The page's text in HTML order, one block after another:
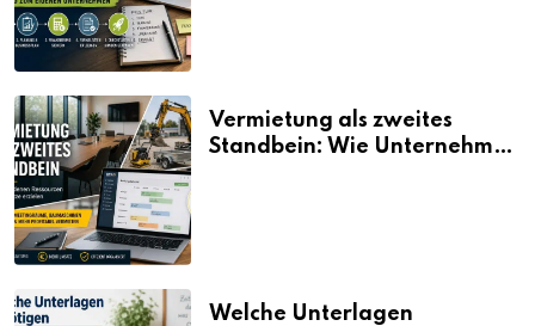
Vermietung als zweites
Standbein: Wie Unternehmen
Welche Unterlagen